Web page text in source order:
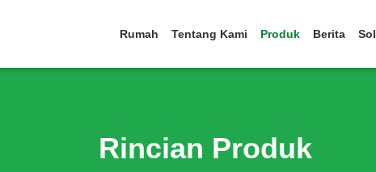
Rumah Tentang Kami Produk Berita
Rincian Produk